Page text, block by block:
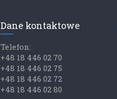
Dane kontaktowe
Telefon:
+48 18 446 02 70
+48 18 446 02 75
+48 18 446 02 72
+48 18 446 02 80